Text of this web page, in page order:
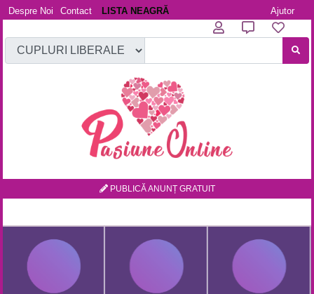
Despre Noi Contact LISTA NEAGRĂ Ajutor
PUBLICĂ ANUNȚ GRATUIT